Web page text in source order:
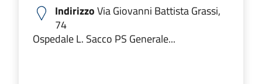
IndirizzoVia Giovanni Battista Grassi,
74
Ospedale L. Sacco PS Generale...